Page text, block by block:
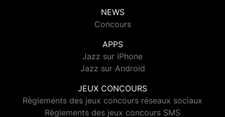
NEWS
Concours
APPS
Jazz sur iPhone
Jazz sur Android
JEUX CONCOURS
Règlements des jeux concours réseaux sociaux
Règlements des jeux concours SMS